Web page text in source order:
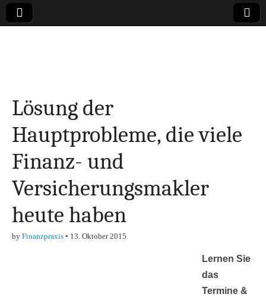
Finanzen,
Marketing-, Vertrieb-
& Investment-Tipps
Lösung der
Hauptprobleme, die viele
Finanz- und
Versicherungsmakler
heute haben
by Finanzpraxis • 13. Oktober 2015
Lernen Sie
das
Termine &